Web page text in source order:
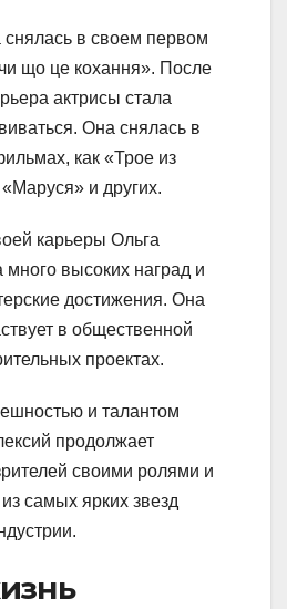
снялась в своем первом
що це кохання». После
актрисы стала
Она снялась в
как «Трое из
и других.
карьеры Ольга
высоких наград и
достижения. Она
в общественной
проектах.
и талантом
продолжает
своими ролями и
самых ярких звезд